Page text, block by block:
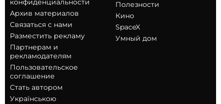
конфиденциальности
Архив материалов
Связаться с нами
Разместить рекламу
Партнерам и
рекламодателям
Пользовательское
соглашение
Стать автором
Українською
Полезности
Кино
SpaceX
Умный дом